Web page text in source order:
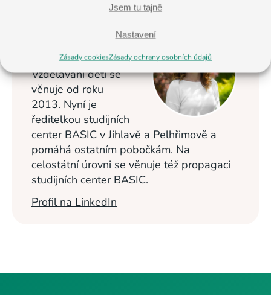
Jsem tu tajně
Nastavení
Zásady cookiesZásady ochrany osobních údajů
Masopustová
Vzdělávání dětí se
věnuje od roku
2013. Nyní je
ředitelkou studijních
center BASIC v Jihlavě a Pelhřimově a
pomáhá ostatním pobočkám. Na
celostátní úrovni se věnuje též propagaci
studijních center BASIC.
Profil na LinkedIn